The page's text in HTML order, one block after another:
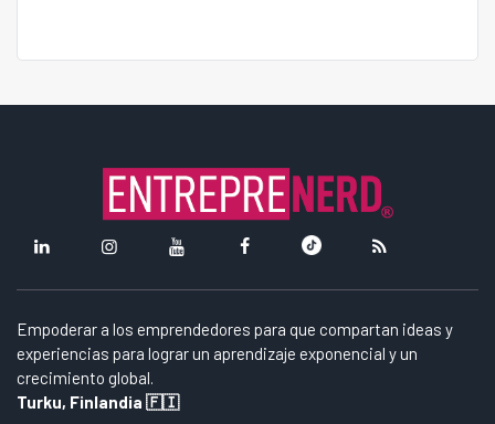
Empoderar a los emprendedores para que compartan ideas y
experiencias para lograr un aprendizaje exponencial y un
crecimiento global.
Turku, Finlandia 🇫🇮